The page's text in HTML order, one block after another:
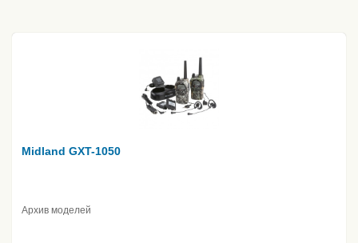
Midland GXT-1050
Архив моделей